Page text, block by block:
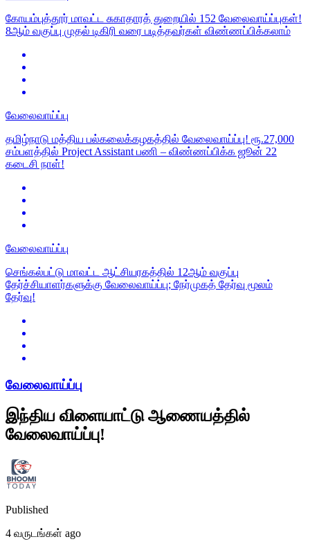
கோயம்புத்தூர் மாவட்ட சுகாதாரத் துறையில் 152 வேலைவாய்ப்புகள்!
8ஆம் வகுப்பு முதல் டிகிரி வரை படித்தவர்கள் விண்ணப்பிக்கலாம்
வேலைவாய்ப்பு
தமிழ்நாடு மத்திய பல்கலைக்கழகத்தில் வேலைவாய்ப்பு! ரூ.27,000
சம்பளத்தில் Project Assistant பணி – விண்ணப்பிக்க ஜூன் 22
கடைசி நாள்!
வேலைவாய்ப்பு
செங்கல்பட்டு மாவட்ட ஆட்சியரகத்தில் 12ஆம் வகுப்பு
தேர்ச்சியாளர்களுக்கு வேலைவாய்ப்பு; நேர்முகத் தேர்வு மூலம்
தேர்வு!
வேலைவாய்ப்பு
இந்திய விளையாட்டு ஆணையத்தில்
வேலைவாய்ப்பு!
Published
4 வருடங்கள் ago